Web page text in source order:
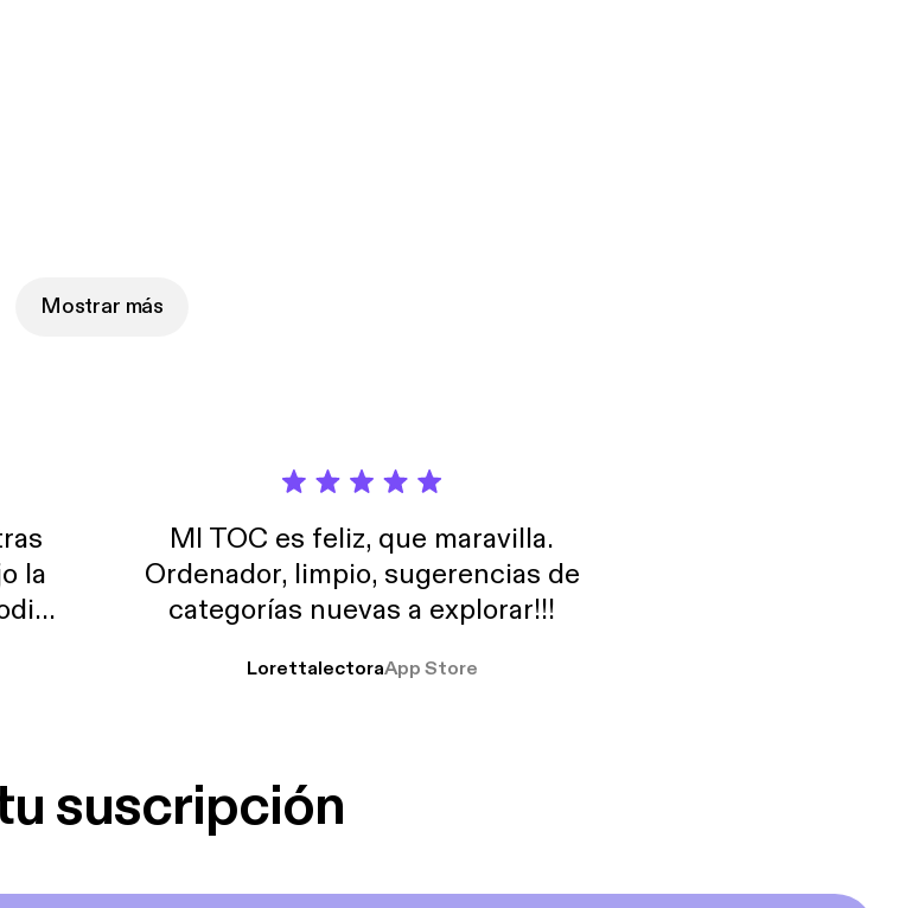
Mostrar más
la
de
MI TOC es feliz, que maravilla.
Ordenador, limpio, sugerencias de
categorías nuevas a explorar!!!
LorettalectoraApp Store
suscripción